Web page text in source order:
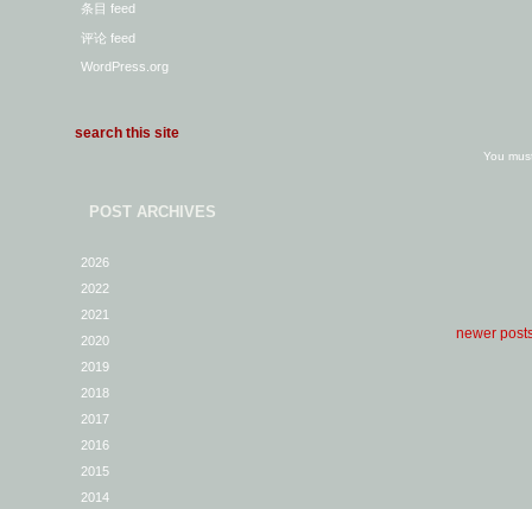
条目 feed
评论 feed
WordPress.org
POST ARCHIVES
2026
2022
2021
2020
2019
2018
2017
2016
2015
2014
You
newer